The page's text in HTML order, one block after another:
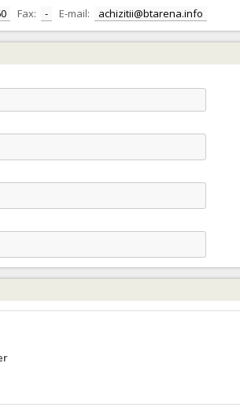
Fax: - E-mail: achizitii@btarena.info